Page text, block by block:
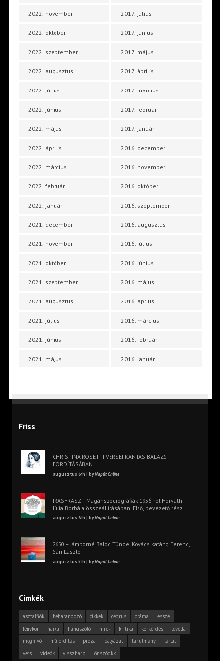
2022. november
2022. október
2022. szeptember
2022. augusztus
2022. július
2022. június
2022. május
2022. április
2022. március
2022. február
2022. január
2021. december
2021. november
2021. október
2021. szeptember
2021. augusztus
2021. július
2021. június
2021. május
2017. július
2017. június
2017. május
2017. április
2017. március
2017. február
2017. január
2016. december
2016. november
2016. október
2016. szeptember
2016. augusztus
2016. július
2016. június
2016. május
2016. április
2016. március
2016. február
2016. január
Friss
CHRISTINA ROSETTI VERSEI KÁNTÁS BALÁZS
FORDÍTÁSÁBAN
augusztus 6th | byNapút Online
ÍRÁSFRÁSZ – Magánszociográfiák 1956-ról Horváth
Júlia Borbála összeállításában. Első, bevezető rész
augusztus 6th | byNapút Online
2650 – Jámborné Balog Tünde, Kovács katáng Ferenc,
Sári László
augusztus 5th | byNapút Online
Címkék
asztalfiók beharangozó cikkek cédrus dráma
esszé
fénykör
haiku hangszóló hírek kritika körkérdés
levélfa
meghívó
műfordítás próza pályázat tanulmány
tárlat
vers
videók visszhang önszócikk